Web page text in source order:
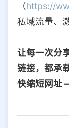
（https://
私域流量、
让每一次分
链接，都承
快缩短网址